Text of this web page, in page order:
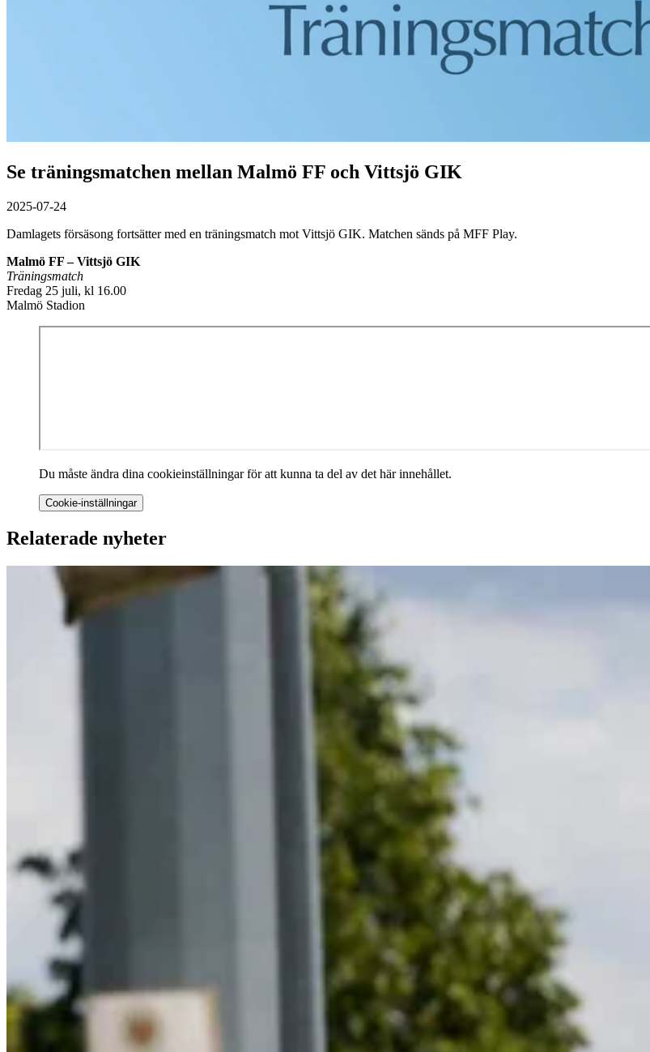
Se träningsmatchen mellan Malmö FF och Vittsjö GIK
2025-07-24
Damlagets försäsong fortsätter med en träningsmatch mot Vittsjö GIK. Matchen sänds på MFF Play.
Malmö FF – Vittsjö GIK
Träningsmatch
Fredag 25 juli, kl 16.00
Malmö Stadion
Du måste ändra dina cookieinställningar för att kunna ta del av det här innehållet.
Cookie-inställningar
Relaterade nyheter